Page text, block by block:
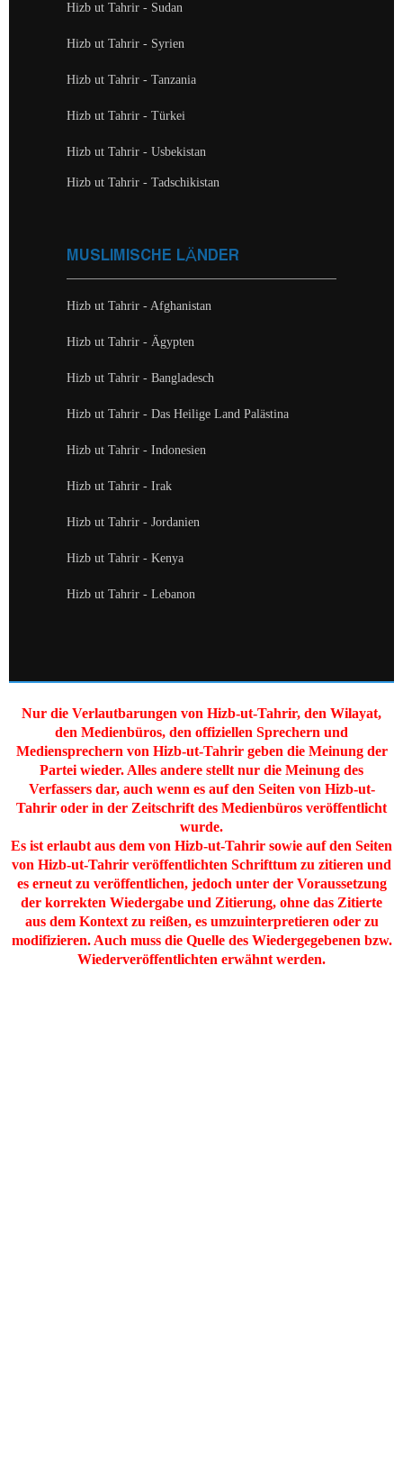
Hizb ut Tahrir - Sudan
Hizb ut Tahrir - Syrien
Hizb ut Tahrir - Tanzania
Hizb ut Tahrir - Türkei
Hizb ut Tahrir - Usbekistan
Hizb ut Tahrir - Tadschikistan
MUSLIMISCHE LÄNDER
Hizb ut Tahrir - Afghanistan
Hizb ut Tahrir - Ägypten
Hizb ut Tahrir - Bangladesch
Hizb ut Tahrir - Das Heilige Land Palästina
Hizb ut Tahrir - Indonesien
Hizb ut Tahrir - Irak
Hizb ut Tahrir - Jordanien
Hizb ut Tahrir - Kenya
Hizb ut Tahrir - Lebanon
Nur die Verlautbarungen von Hizb-ut-Tahrir, den Wilayat,
den Medienbüros, den offiziellen Sprechern und
Mediensprechern von Hizb-ut-Tahrir geben die Meinung der
Partei wieder. Alles andere stellt nur die Meinung des
Verfassers dar, auch wenn es auf den Seiten von Hizb-ut-
Tahrir oder in der Zeitschrift des Medienbüros veröffentlicht
wurde.
Es ist erlaubt aus dem von Hizb-ut-Tahrir sowie auf den Seiten
von Hizb-ut-Tahrir veröffentlichten Schrifttum zu zitieren und
es erneut zu veröffentlichen, jedoch unter der Voraussetzung
der korrekten Wiedergabe und Zitierung, ohne das Zitierte
aus dem Kontext zu reißen, es umzuinterpretieren oder zu
modifizieren. Auch muss die Quelle des Wiedergegebenen bzw.
Wiederveröffentlichten erwähnt werden.